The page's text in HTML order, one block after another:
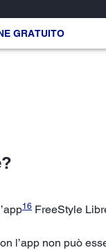
GRATUITO
16 FreeStyle
l’app non può